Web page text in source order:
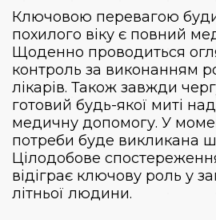
Ключовою перевагою
похилого віку є повний
Щоденно проводиться
контроль за виконанням
лікарів. Також завжди
готовий будь-якої миті
медичну допомогу. У
потреби буде викликана
Цілодобове
відіграє ключову роль у
літньої людини.